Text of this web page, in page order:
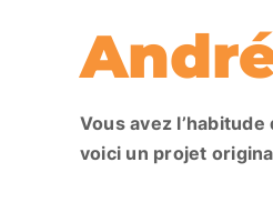
Vous avez
voici un projet